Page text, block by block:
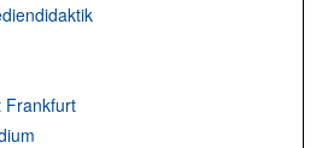
Frankfurt